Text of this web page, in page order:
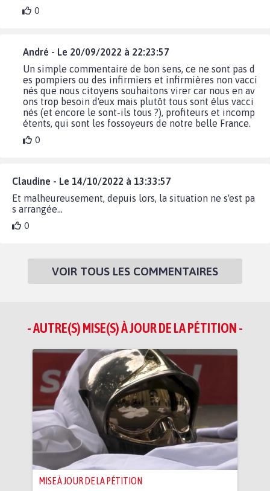
0
André - Le 20/09/2022 à 22:23:57
Un simple commentaire de bon sens, ce ne sont pas d
es pompiers ou des infirmiers et infirmières non vacci
nés que nous citoyens souhaitons virer car nous en av
ons trop besoin d'eux mais plutôt tous sont élus vacci
nés (et encore le sont-ils tous ?), profiteurs et incomp
étents, qui sont les fossoyeurs de notre belle France.
0
Claudine - Le 14/10/2022 à 13:33:57
Et malheureusement, depuis lors, la situation ne s'est pa
s arrangée...
0
VOIR TOUS LES COMMENTAIRES
- AUTRE(S) MISE(S) À JOUR DE LA PÉTITION -
MISE À JOUR DE LA PÉTITION